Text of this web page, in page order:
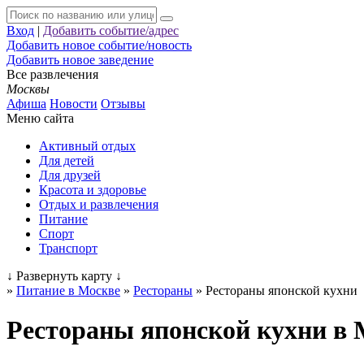
Вход | Добавить событие/адрес
Добавить новое событие/новость
Добавить новое заведение
Все развлечения
Москвы
Афиша Новости Отзывы
Меню сайта
Активный отдых
Для детей
Для друзей
Красота и здоровье
Отдых и развлечения
Питание
Спорт
Транспорт
↓ Развернуть карту ↓
» Питание в Москве » Рестораны » Рестораны японской кухни
Рестораны японской кухни в